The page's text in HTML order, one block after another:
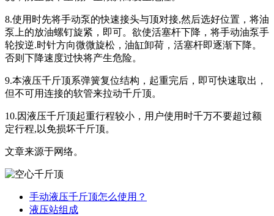
8.使用时先将手动泵的快速接头与顶对接,然后选好位置，将油
泵上的放油螺钉旋紧，即可。欲使活塞杆下降，将手动油泵手
轮按逆.时针方向微微旋松，油缸卸荷，活塞杆即逐渐下降。
否则下降速度过快将产生危险。
9.本液压千斤顶系弹簧复位结构，起重完后，即可快速取出，
但不可用连接的软管来拉动千斤顶。
10.因液压千斤顶起重行程较小，用户使用时千万不要超过额
定行程,以免损坏千斤顶。
文章来源于网络。
手动液压千斤顶怎么使用？
液压站组成